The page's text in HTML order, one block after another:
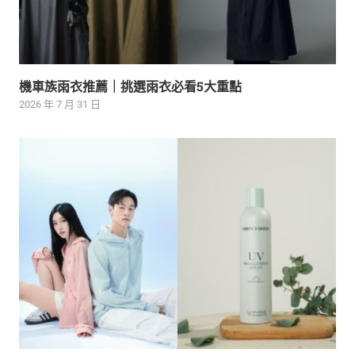
機車族雨衣推薦｜挑選雨衣必看5大重點
2026 年 7 月 31 日